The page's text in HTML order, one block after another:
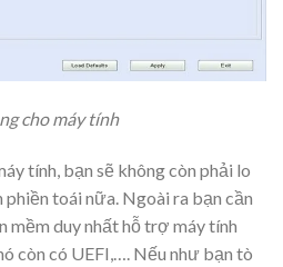
cho máy tính
tính, bạn sẽ không còn phải lo
phiền toái nữa. Ngoài ra bạn cần
mềm duy nhất hỗ trợ máy tính
còn có UEFI,…. Nếu như bạn tò